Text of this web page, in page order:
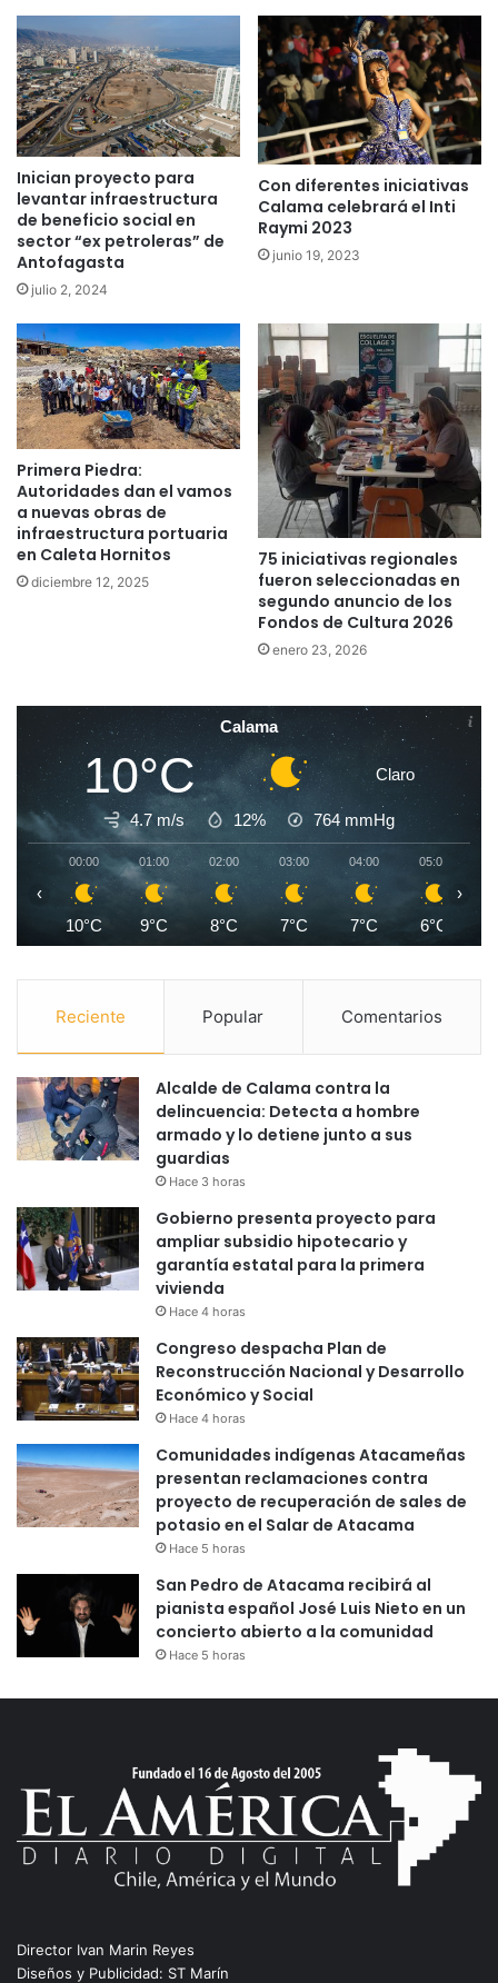
Inician proyecto para
levantar infraestructura
de beneficio social en
sector “ex petroleras” de
Antofagasta
julio 2, 2024
Con diferentes iniciativas
Calama celebrará el Inti
Raymi 2023
junio 19, 2023
Primera Piedra:
Autoridades dan el vamos
a nuevas obras de
infraestructura portuaria
en Caleta Hornitos
diciembre 12, 2025
75 iniciativas regionales
fueron seleccionadas en
segundo anuncio de los
Fondos de Cultura 2026
enero 23, 2026
Calama
10°C Claro
4.7 m/s 12% 764 mmHg
00:00
10°C
01:00
9°C
02:00
8°C
03:00
7°C
04:00
7°C
05:00
6°C
‹ ›
Reciente Popular Comentarios
Alcalde de Calama contra la
delincuencia: Detecta a hombre
armado y lo detiene junto a sus
guardias
Hace 3 horas
Gobierno presenta proyecto para
ampliar subsidio hipotecario y
garantía estatal para la primera
vivienda
Hace 4 horas
Congreso despacha Plan de
Reconstrucción Nacional y Desarrollo
Económico y Social
Hace 4 horas
Comunidades indígenas Atacameñas
presentan reclamaciones contra
proyecto de recuperación de sales de
potasio en el Salar de Atacama
Hace 5 horas
San Pedro de Atacama recibirá al
pianista español José Luis Nieto en un
concierto abierto a la comunidad
Hace 5 horas
Director Ivan Marin Reyes
Diseños y Publicidad: ST Marín